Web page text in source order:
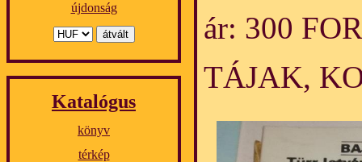
újdonság
Katalógus
könyv
térkép
ár: 300
TÁJAK,